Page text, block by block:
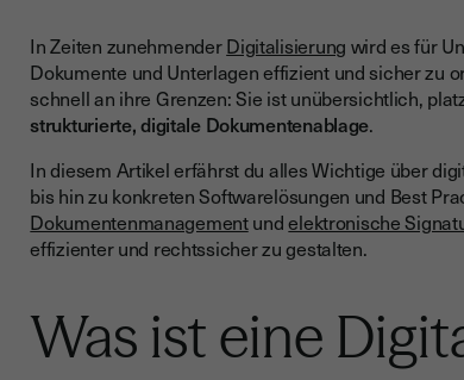
In Zeiten zunehmenderDigitalisierung wird es für
Dokumente und Unterlagen effizient und sicher zu
schnell an ihre Grenzen: Sie ist unübersichtlich,
strukturierte, digitale Dokumentenablage.
In diesem Artikel erfährst du alles Wichtige über
bis hin zu konkreten Softwarelösungen und Best
Dokumentenmanagementundelektronische
effizienter und rechtssicher zu gestalten.
Was ist eine